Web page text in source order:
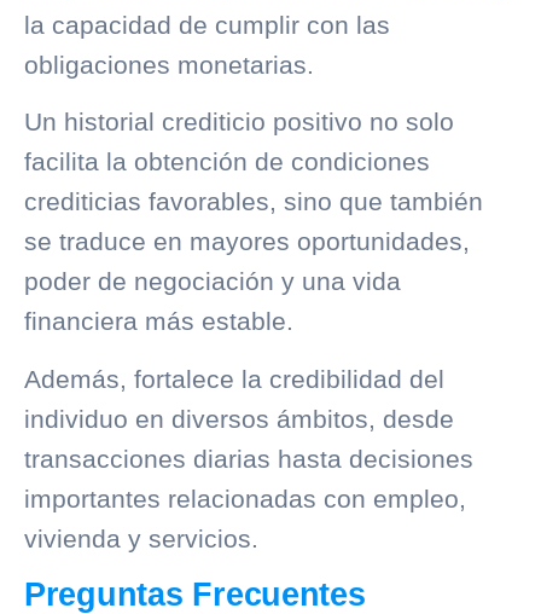
la capacidad de cumplir con las
obligaciones monetarias.
Un historial crediticio positivo no solo
facilita la obtención de condiciones
crediticias favorables, sino que también
se traduce en mayores oportunidades,
poder de negociación y una vida
financiera más estable.
Además, fortalece la credibilidad del
individuo en diversos ámbitos, desde
transacciones diarias hasta decisiones
importantes relacionadas con empleo,
vivienda y servicios.
Preguntas Frecuentes